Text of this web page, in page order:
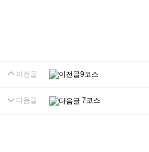
이전글 9코스
다음글 7코스